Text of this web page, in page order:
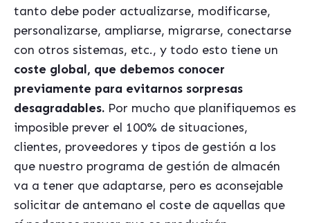
tanto debe poder actualizarse, modificarse,
personalizarse, ampliarse, migrarse, conectarse
con otros sistemas, etc., y todo esto tiene un
coste global, que debemos conocer
previamente para evitarnos sorpresas
desagradables. Por mucho que planifiquemos es
imposible prever el 100% de situaciones,
clientes, proveedores y tipos de gestión a los
que nuestro programa de gestión de almacén
va a tener que adaptarse, pero es aconsejable
solicitar de antemano el coste de aquellas que